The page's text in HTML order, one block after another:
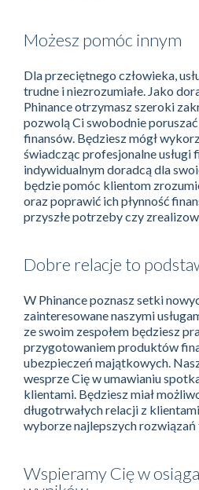
Możesz pomóc innym
Dla przeciętnego człowieka,
trudne i niezrozumiałe. Jako
Phinance otrzymasz szeroki
pozwolą Ci swobodnie
finansów. Będziesz mógł
świadcząc profesjonalne usługi
indywidualnym doradcą dla
będzie pomóc klientom
oraz poprawić ich płynność
przyszłe potrzeby czy
Dobre relacje to
W Phinance poznasz setki
zainteresowane naszymi
ze swoim zespołem będziesz
przygotowaniem produktów
ubezpieczeń majątkowych.
wesprze Cię w umawianiu
klientami. Będziesz miał
długotrwałych relacji z
wyborze najlepszych rozwiązań
Wspieramy Cię w